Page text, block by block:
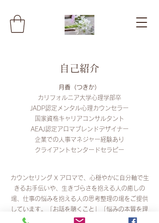
​​自己紹介
月香（つきか）
カリフォルニア大学心理学部卒
JADP認定メンタル心理カウンセラー
国家資格キャリアコンサルタント
AEAJ認定アロマブレンドデザイナー
企業での人事マネジャー経験あり
​クライアントセンタードセラピー
​カウンセリング X アロマで、心穏やかに自分軸で生
きるお手伝いや、生きづらさを抱える人の癒しの
場、仕事の悩みを抱える人の思考整理の場をご提供
しています。「お話を聴くこと」「悩みの本質を理
解し寄り添うこと」で人の心は整えられ明日に向か